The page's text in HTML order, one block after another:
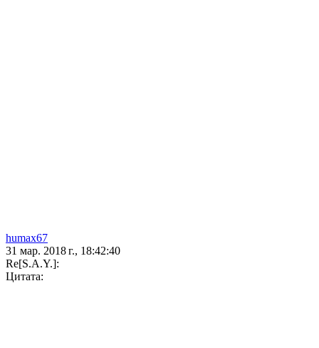
humax67
31 мар. 2018 г., 18:42:40
Re[S.A.Y.]:
Цитата: